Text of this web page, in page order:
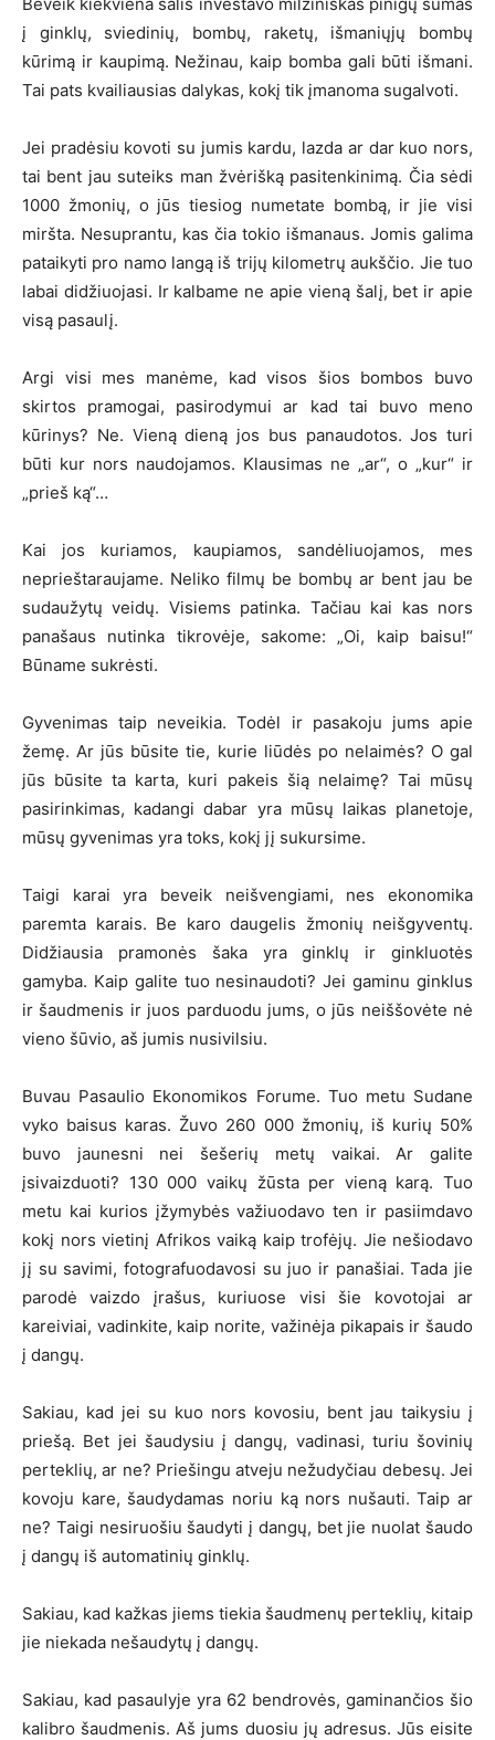
į ginklų, sviedinių, bombų, raketų, išmaniųjų bombų
kūrimą ir kaupimą. Nežinau, kaip bomba gali būti išmani.
Tai pats kvailiausias dalykas, kokį tik įmanoma sugalvoti.
Jei pradėsiu kovoti su jumis kardu, lazda ar dar kuo nors,
tai bent jau suteiks man žvėrišką pasitenkinimą. Čia sėdi
1000 žmonių, o jūs tiesiog numetate bombą, ir jie visi
miršta. Nesuprantu, kas čia tokio išmanaus. Jomis galima
pataikyti pro namo langą iš trijų kilometrų aukščio. Jie tuo
labai didžiuojasi. Ir kalbame ne apie vieną šalį, bet ir apie
visą pasaulį.
Argi visi mes manėme, kad visos šios bombos buvo
skirtos pramogai, pasirodymui ar kad tai buvo meno
kūrinys? Ne. Vieną dieną jos bus panaudotos. Jos turi
būti kur nors naudojamos. Klausimas ne „ar“, o „kur“ ir
„prieš ką“…
Kai jos kuriamos, kaupiamos, sandėliuojamos, mes
neprieštaraujame. Neliko filmų be bombų ar bent jau be
sudaužytų veidų. Visiems patinka. Tačiau kai kas nors
panašaus nutinka tikrovėje, sakome: „Oi, kaip baisu!“
Būname sukrėsti.
Gyvenimas taip neveikia. Todėl ir pasakoju jums apie
žemę. Ar jūs būsite tie, kurie liūdės po nelaimės? O gal
jūs būsite ta karta, kuri pakeis šią nelaimę? Tai mūsų
pasirinkimas, kadangi dabar yra mūsų laikas planetoje,
mūsų gyvenimas yra toks, kokį jį sukursime.
Taigi karai yra beveik neišvengiami, nes ekonomika
paremta karais. Be karo daugelis žmonių neišgyventų.
Didžiausia pramonės šaka yra ginklų ir ginkluotės
gamyba. Kaip galite tuo nesinaudoti? Jei gaminu ginklus
ir šaudmenis ir juos parduodu jums, o jūs neiššovėte nė
vieno šūvio, aš jumis nusivilsiu.
Buvau Pasaulio Ekonomikos Forume. Tuo metu Sudane
vyko baisus karas. Žuvo 260 000 žmonių, iš kurių 50%
buvo jaunesni nei šešerių metų vaikai. Ar galite
įsivaizduoti? 130 000 vaikų žūsta per vieną karą. Tuo
metu kai kurios įžymybės važiuodavo ten ir pasiimdavo
kokį nors vietinį Afrikos vaiką kaip trofėjų. Jie nešiodavo
jį su savimi, fotografuodavosi su juo ir panašiai. Tada jie
parodė vaizdo įrašus, kuriuose visi šie kovotojai ar
kareiviai, vadinkite, kaip norite, važinėja pikapais ir šaudo
į dangų.
Sakiau, kad jei su kuo nors kovosiu, bent jau taikysiu į
priešą. Bet jei šaudysiu į dangų, vadinasi, turiu šovinių
perteklių, ar ne? Priešingu atveju nežudyčiau debesų. Jei
kovoju kare, šaudydamas noriu ką nors nušauti. Taip ar
ne? Taigi nesiruošiu šaudyti į dangų, bet jie nuolat šaudo
į dangų iš automatinių ginklų.
Sakiau, kad kažkas jiems tiekia šaudmenų perteklių, kitaip
jie niekada nešaudytų į dangų.
Sakiau, kad pasaulyje yra 62 bendrovės, gaminančios šio
kalibro šaudmenis. Aš jums duosiu jų adresus. Jūs eisite